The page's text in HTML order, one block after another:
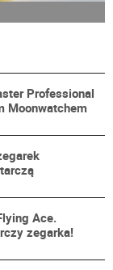
Professional
Moonwatchem
Ace.
zegarka!